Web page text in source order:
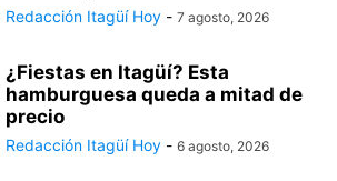
Redacción Itagüí Hoy - 7 agosto, 2026
¿Fiestas en Itagüí? Esta
hamburguesa queda a mitad de
precio
Redacción Itagüí Hoy - 6 agosto, 2026